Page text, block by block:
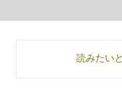
読みたい